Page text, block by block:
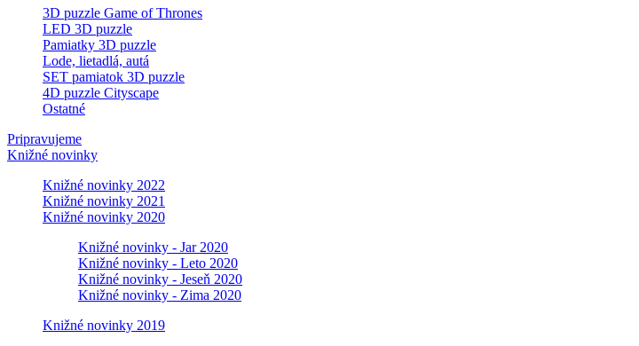
3D puzzle Game of Thrones
LED 3D puzzle
Pamiatky 3D puzzle
Lode, lietadlá, autá
SET pamiatok 3D puzzle
4D puzzle Cityscape
Ostatné
Pripravujeme
Knižné novinky
Knižné novinky 2022
Knižné novinky 2021
Knižné novinky 2020
Knižné novinky - Jar 2020
Knižné novinky - Leto 2020
Knižné novinky - Jeseň 2020
Knižné novinky - Zima 2020
Knižné novinky 2019